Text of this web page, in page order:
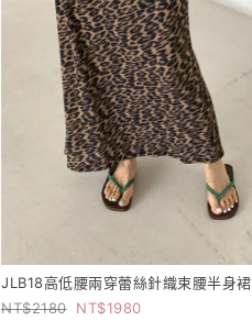
JLB18高低腰兩穿蕾絲針織束腰半身裙
2180
1980